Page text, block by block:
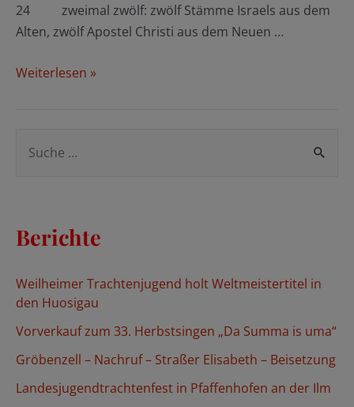
24 zweimal zwölf: zwölf Stämme Israels aus dem
Alten, zwölf Apostel Christi aus dem Neuen …
Einladung
Menzing
Weiterlesen »
e
n
h
:
Berichte
Weilheimer Trachtenjugend holt Weltmeistertitel in
den Huosigau
Vorverkauf zum 33. Herbstsingen „Da Summa is uma“
Gröbenzell – Nachruf – Straßer Elisabeth – Beisetzung
Landesjugendtrachtenfest in Pfaffenhofen an der Ilm